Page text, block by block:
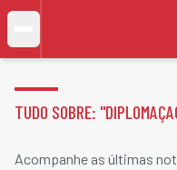
TUDO SOBRE: "
Acompanhe as últimas